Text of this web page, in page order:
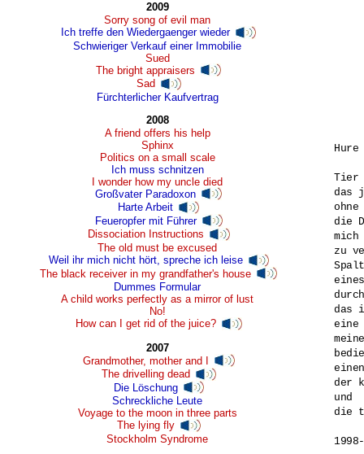
2009
Sorry song of evil man
Ich treffe den Wiedergaenger wieder
Schwieriger Verkauf einer Immobilie
Sued
The bright appraisers
Sad
Fürchterlicher Kaufvertrag
2008
A friend offers his help
Sphinx
Politics on a small scale
Ich muss schnitzen
I wonder how my uncle died
Großvater Paradoxon
Harte Arbeit
Feueropfer mit Führer
Dissociation Instructions
The old must be excused
Weil ihr mich nicht hört, spreche ich leise
The black receiver in my grandfather's house
Dummes Formular
A child works perfectly as a mirror of lust
No!
How can I get rid of the juice?
2007
Grandmother, mother and I
The drivelling dead
Die Löschung
Schreckliche Leute
Voyage to the moon in three parts
The lying fly
Stockholm Syndrome
Tier
das
die
mich
zu
das
eine
der
und
die